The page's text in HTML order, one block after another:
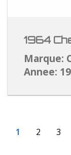
1964
Marque:
Annee:
1 2 3